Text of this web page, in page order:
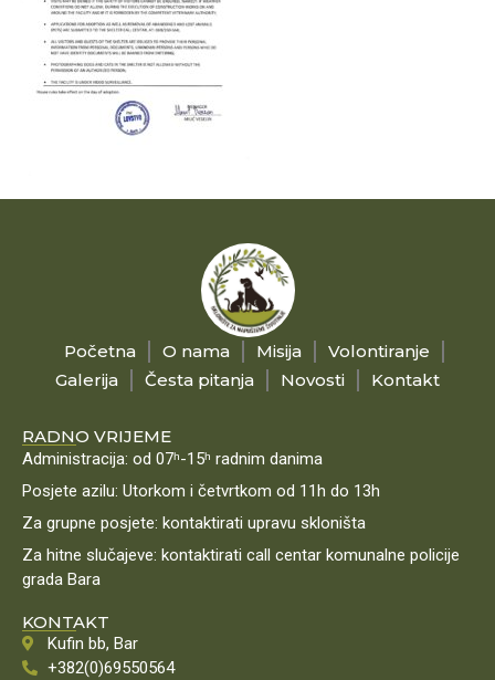
Početna O nama Misija
Volontiranje
Galerija
Česta pitanja Novosti Kontakt
RADNO VRIJEME
Administracija: od 07ʰ-15ʰ radnim danima
Posjete azilu: Utorkom i četvrtkom od 11h do 13h
Za grupne posjete: kontaktirati upravu skloništa
Za hitne slučajeve: kontaktirati call centar komunalne policije
grada Bara
KONTAKT
Kufin bb, Bar
+382(0)69550564